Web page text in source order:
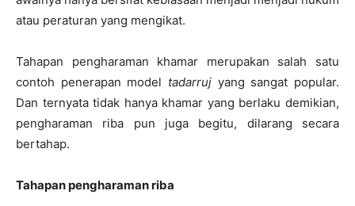
atau peraturan yang mengikat.
Tahapan pengharaman khamar merupakan salah satu
contoh penerapan model tadarruj yang sangat popular.
Dan ternyata tidak hanya khamar yang berlaku demikian,
pengharaman riba pun juga begitu, dilarang secara
bertahap.
Tahapan pengharaman riba